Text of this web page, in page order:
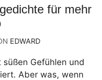
für mehr
EDWARD
Gefühlen und
Aber was, wenn